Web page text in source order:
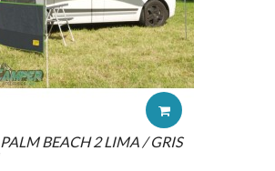
BEACH 2 LIMA / GRIS